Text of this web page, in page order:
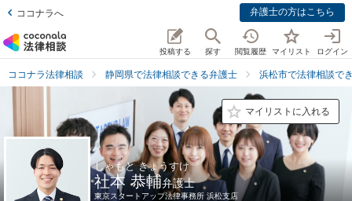
ココナラへ 弁護士の方はこちら
投稿する 探す 閲覧履歴 マイリスト ログイン
ココナラ法律相談 静岡県で法律相談できる弁護士 浜松市で法律相談で
マイリストに入れる
しゃもと きょうすけ
社本 恭輔弁護士
東京スタートアップ法律事務所 浜松支店